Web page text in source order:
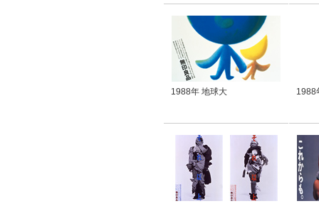
1988年 地球大 1988